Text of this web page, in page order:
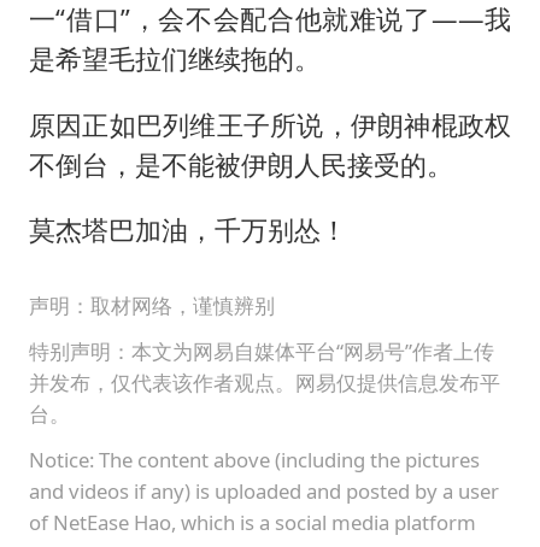
一“借口”，会不会配合他就难说了——我
是希望毛拉们继续拖的。
原因正如巴列维王子所说，伊朗神棍政权
不倒台，是不能被伊朗人民接受的。
莫杰塔巴加油，千万别怂！
声明：取材网络，谨慎辨别
特别声明：本文为网易自媒体平台“网易号”作者上传
并发布，仅代表该作者观点。网易仅提供信息发布平
台。
Notice: The content above (including the pictures
and videos if any) is uploaded and posted by a user
of NetEase Hao, which is a social media platform